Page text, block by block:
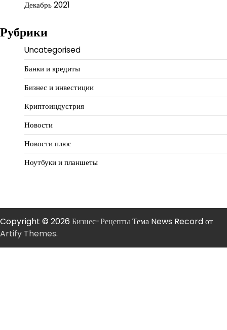
Декабрь 2021
Рубрики
Uncategorised
Банки и кредиты
Бизнес и инвестиции
Криптоиндустрия
Новости
Новости плюс
Ноутбуки и планшеты
Copyright © 2026 Бизнес-РецептыТема News Record от
Artify Themes.